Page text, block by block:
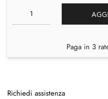
Paga in 3
Richiedi assistenza